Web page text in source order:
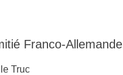
Franco-Allemande
Truc